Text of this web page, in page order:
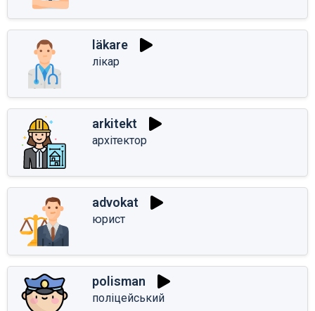
läkare
лікар
arkitekt
архітектор
advokat
юрист
polisman
поліцейський